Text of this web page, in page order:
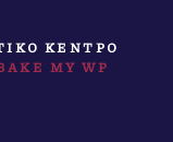
ΚΕΝΤΡΟ
MY WP